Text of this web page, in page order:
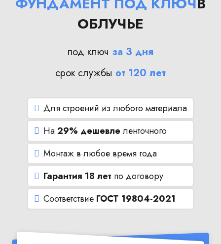
ОБЛУЧЬЕ
под ключ за 3 дня
срок службы от 120 лет
Для строений из любого материала
На29% дешевле ленточного
Монтаж в любое время года
Гарантия 18 лет по договору
Соответствие ГОСТ 19804-2021